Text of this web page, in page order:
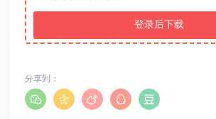
登录后下载
分享到：